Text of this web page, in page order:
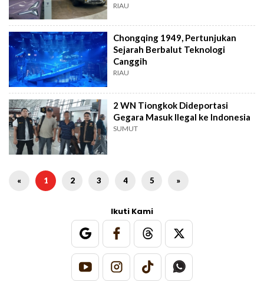
RIAU
Chongqing 1949, Pertunjukan
Sejarah Berbalut Teknologi
Canggih
RIAU
2 WN Tiongkok Dideportasi
Gegara Masuk Ilegal ke Indonesia
SUMUT
« 1 2 3 4 5 »
Ikuti Kami